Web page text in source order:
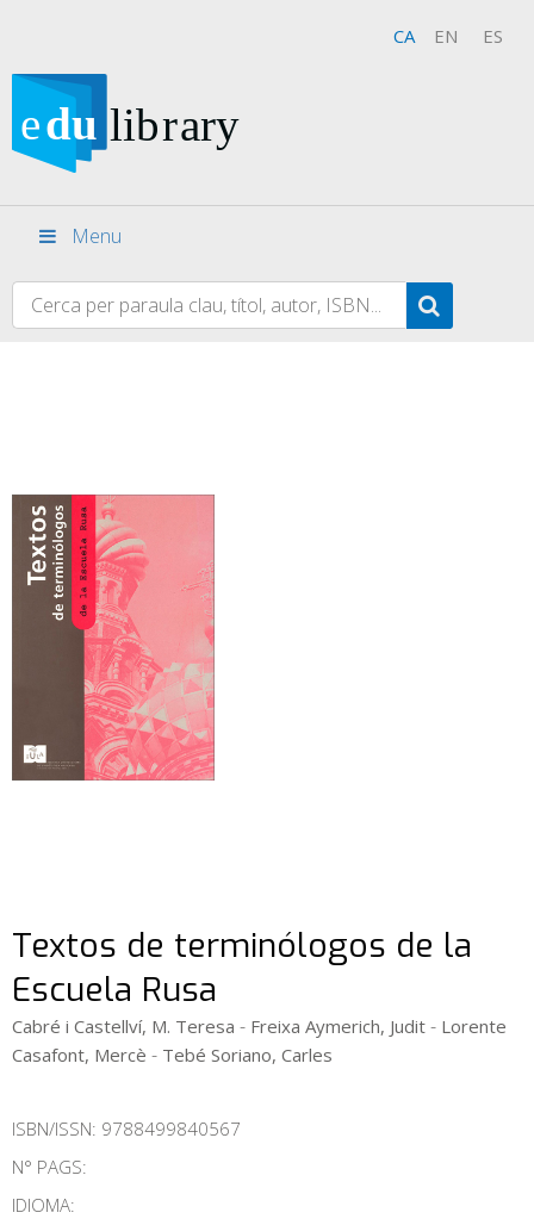
CA EN ES
Menu
Textos de terminólogos de la
Escuela Rusa
Cabré i Castellví, M. Teresa - Freixa Aymerich, Judit - Lorente
Casafont, Mercè - Tebé Soriano, Carles
ISBN/ISSN: 9788499840567
N° PAGS:
IDIOMA: